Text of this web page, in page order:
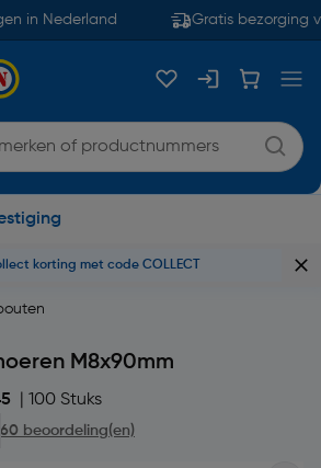
in Nederland Gratis bezorging
korting met code COLLECT
M8x90mm
| 100 Stuks
60 beoordeling(en)